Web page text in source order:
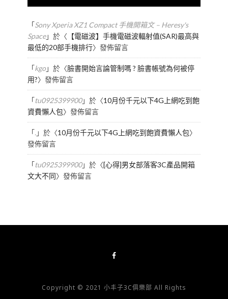
「Sony Xperia XZ1 Compact 手機開箱文 – Heresy's
Space」於〈 【電磁波】手機電磁波輻射值(SAR)最高與
最低的20部手機排行〉發佈留言
「kgo」於〈臉書開始言論管制嗎 ? 臉書帳號為何被停
用?〉發佈留言
「tu0925399900」於〈10月份千元以下4G上網吃到飽
資費懶人包〉發佈留言
「.」於〈10月份千元以下4G上網吃到飽資費懶人包〉
發佈留言
「tu0925399900」於〈[心得]男女部落客3C產品開箱
文大不同〉發佈留言
Copyright © 2021 小丰子3C俱樂部 All Rights